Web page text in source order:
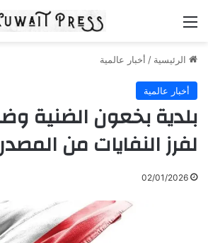
الرئيسية / أخبار عالمية
أخبار عالمية
بلدية بخعون الضنية
لفرز النفايات من المصدر
02/01/2026